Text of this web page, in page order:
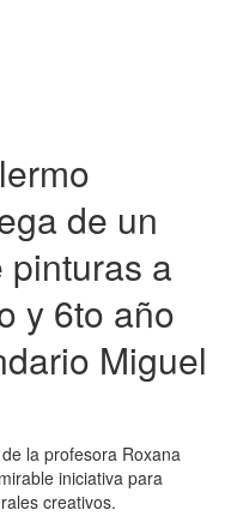
de un
a
y 6to año
Miguel
la profesora Roxana
iniciativa para
creativos.